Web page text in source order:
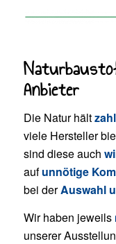
Anbieter
Die Natur hält
viele Hersteller
sind diese auch
aufunnötige
bei derAuswahl
Wir haben jeweils
unserer